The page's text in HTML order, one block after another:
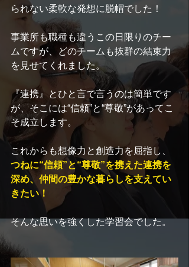
られない柔軟な発想に脱帽でした！
事業所も職種も違うこの日限りのチー
ムですが、どのチームも抜群の結束力
を見せてくれました。
『連携』とひと言で言うのは簡単です
が、そこには“信頼”と“尊敬”があってこ
そ成立します。
これからも想像力と創造力を屈指し、
つねに“信頼”と“尊敬”を携えた連携を
深め、仲間の豊かな暮らしを支えてい
きたい！
そんな思いを強くした学習会でした。